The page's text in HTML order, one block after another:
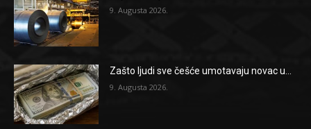
9. Augusta 2026.
Zašto ljudi sve češće umotavaju novac u...
9. Augusta 2026.